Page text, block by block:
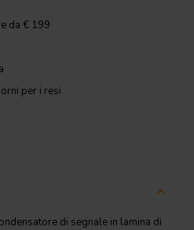
da € 199
per i resi
di segnale in lamina di